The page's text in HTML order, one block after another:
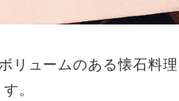
リュームのある懐石料
。